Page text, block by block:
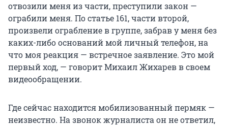
отвозили меня из части, преступили закон —
ограбили меня. По статье 161, части второй,
произвели ограбление в группе, забрав у меня без
каких-либо оснований мой личный телефон, на
что моя реакция — встречное заявление. Это мой
первый ход, — говорит Михаил Жихарев в своем
видеообращении.
Где сейчас находится мобилизованный пермяк —
неизвестно. На звонок журналиста он не ответил,